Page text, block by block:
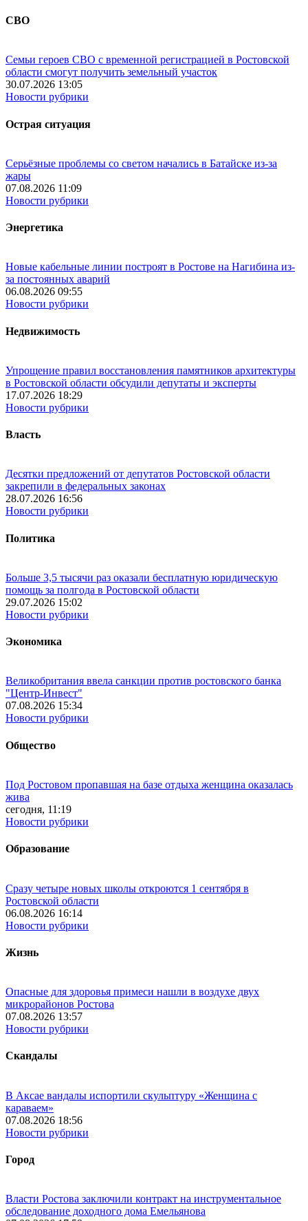
СВО
Семьи героев СВО с временной регистрацией в Ростовской
области смогут получить земельный участок
30.07.2026 13:05
Новости рубрики
Острая ситуация
Серьёзные проблемы со светом начались в Батайске из-за
жары
07.08.2026 11:09
Новости рубрики
Энергетика
Новые кабельные линии построят в Ростове на Нагибина из-
за постоянных аварий
06.08.2026 09:55
Новости рубрики
Недвижимость
Упрощение правил восстановления памятников архитектуры
в Ростовской области обсудили депутаты и эксперты
17.07.2026 18:29
Новости рубрики
Власть
Десятки предложений от депутатов Ростовской области
закрепили в федеральных законах
28.07.2026 16:56
Новости рубрики
Политика
Больше 3,5 тысячи раз оказали бесплатную юридическую
помощь за полгода в Ростовской области
29.07.2026 15:02
Новости рубрики
Экономика
Великобритания ввела санкции против ростовского банка
"Центр-Инвест"
07.08.2026 15:34
Новости рубрики
Общество
Под Ростовом пропавшая на базе отдыха женщина оказалась
жива
сегодня, 11:19
Новости рубрики
Образование
Сразу четыре новых школы откроются 1 сентября в
Ростовской области
06.08.2026 16:14
Новости рубрики
Жизнь
Опасные для здоровья примеси нашли в воздухе двух
микрорайонов Ростова
07.08.2026 13:57
Новости рубрики
Скандалы
В Аксае вандалы испортили скульптуру «Женщина с
караваем»
07.08.2026 18:56
Новости рубрики
Город
Власти Ростова заключили контракт на инструментальное
обследование доходного дома Емельянова